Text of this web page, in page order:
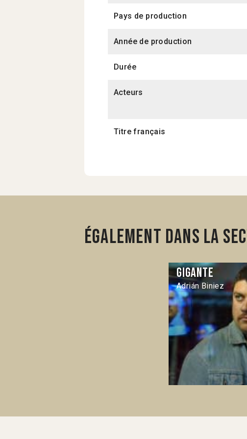
Pays de production
Année de production
Durée
Acteurs
Titre français
Également dans la
Gigante
Adrián Biniez